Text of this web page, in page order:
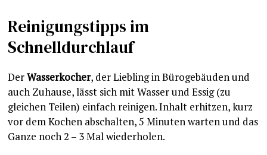
Reinigungstipps im
Schnelldurchlauf
DerWasserkocher, der Liebling in Bürogebäuden und
auch Zuhause, lässt sich mit Wasser und Essig (zu
gleichen Teilen) einfach reinigen. Inhalt erhitzen, kurz
vor dem Kochen abschalten, 5 Minuten warten und das
Ganze noch 2 – 3 Mal wiederholen.